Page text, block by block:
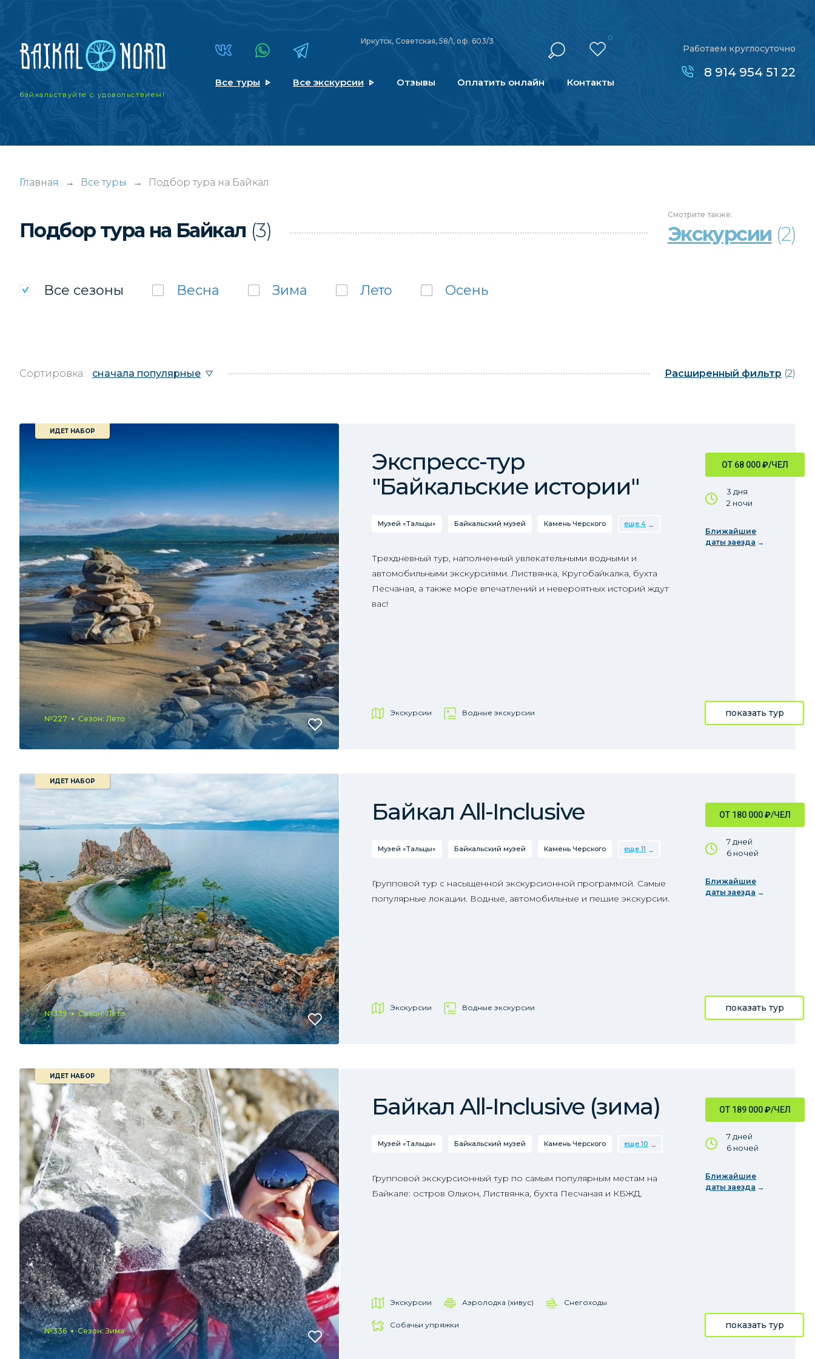
байкальствуйтес удовольствием!
Иркутск, Советская, 58/1, оф. 603/3 0
Все туры Все экскурсии Отзывы Оплатить онлайн Контакты
Работаем круглосуточно
8 914 954 51 22
Главная → Все туры → Подбор тура на Байкал
Подбор тура на Байкал (3)
Смотрите также:
Экскурсии (2)
Все сезоны Весна Зима Лето Осень
Сортировка: сначала популярные Расширенный фильтр (2)
ИДЕТ НАБОР
№227 Сезон: Лето
ОТ 68 000₽/ЧЕЛ
3 дня
2 ночи
Ближайшие
даты заезда
Экспресс-тур
"Байкальские истории"
Музей «Тальцы» Байкальский музей Камень Черского еще 4
Трехдневный тур, наполненный увлекательными водными и
автомобильными экскурсиями. Листвянка, Кругобайкалка, бухта
Песчаная, а также море впечатлений и невероятных историй ждут
вас!
Экскурсии Водные экскурсии показать тур
ИДЕТ НАБОР
№339 Сезон: Лето
ОТ 180 000₽/ЧЕЛ
7 дней
6 ночей
Ближайшие
даты заезда
Байкал All-Inclusive
Музей «Тальцы» Байкальский музей Камень Черского еще 11
Групповой тур с насыщенной экскурсионной программой. Самые
популярные локации. Водные, автомобильные и пешие экскурсии.
Экскурсии Водные экскурсии показать тур
ИДЕТ НАБОР
№336 Сезон: Зима
ОТ 189 000₽/ЧЕЛ
7 дней
6 ночей
Ближайшие
даты заезда
Байкал All-Inclusive (зима)
Музей «Тальцы» Байкальский музей Камень Черского еще 10
Групповой экскурсионный тур по самым популярным местам на
Байкале: остров Ольхон, Листвянка, бухта Песчаная и КБЖД.
Экскурсии Аэролодка (хивус) Снегоходы
Собачьи упряжки показать тур